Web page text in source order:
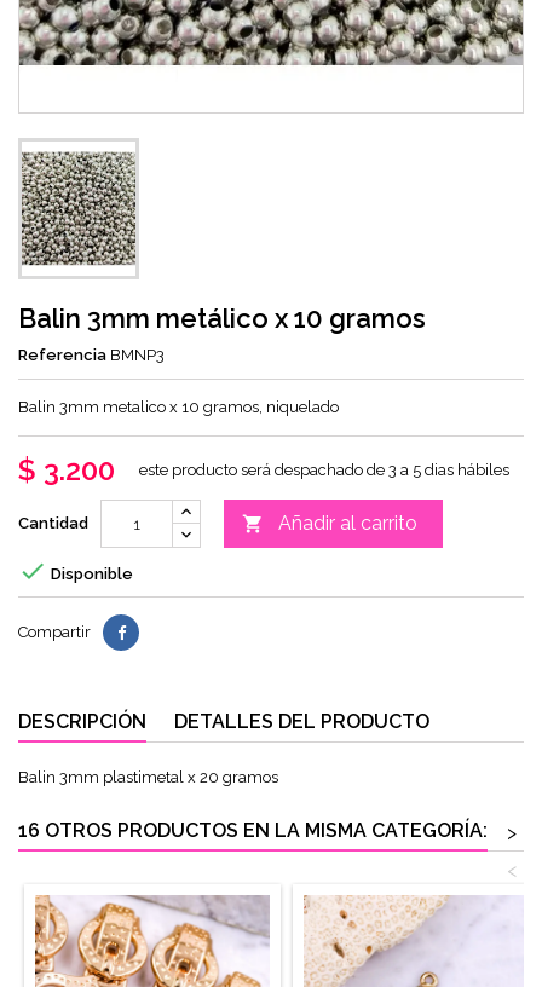
Balin 3mm metálico x 10 gramos
Referencia BMNP3
Balin 3mm metalico x 10 gramos, niquelado
$ 3.200 este producto será despachado de 3 a 5 dias hábiles
Cantidad  Añadir al carrito
 Disponible
Compartir
DESCRIPCIÓN DETALLES DEL PRODUCTO
Balin 3mm plastimetal x 20 gramos
16 OTROS PRODUCTOS EN LA MISMA CATEGORÍA:
>
<